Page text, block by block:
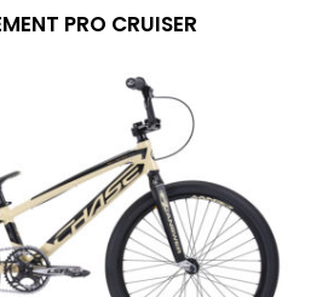
PRO CRUISER